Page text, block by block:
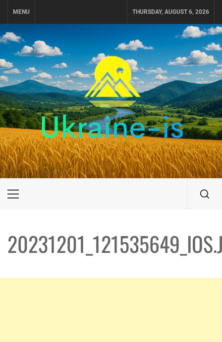
MENU THURSDAY, AUGUST 6, 2026
UKRAINE-IS
ПОДОРОЖI ПО УКРАЇНІ
Primary